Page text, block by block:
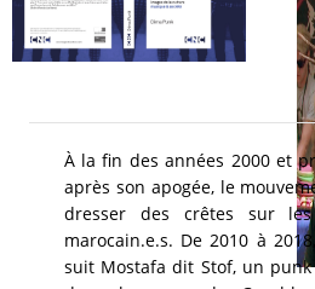
À la fin des années 2000 et
après son apogée, le
dresser des crêtes sur
marocain.e.s. De 2010 à
suit Mostafa dit Stof, un